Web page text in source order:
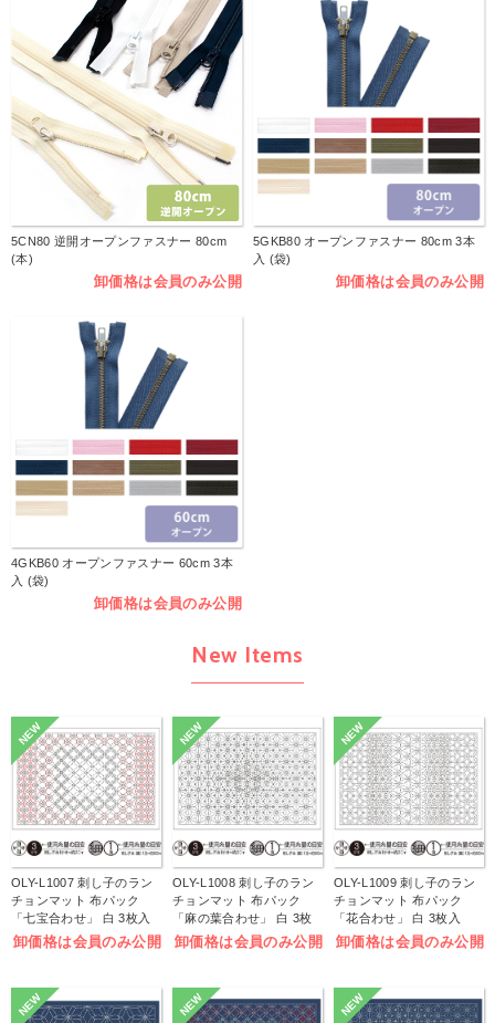
5CN80 逆開オープンファスナー 80cm
(本)
卸価格は会員のみ公開
5GKB80 オープンファスナー 80cm 3本
入 (袋)
卸価格は会員のみ公開
4GKB60 オープンファスナー 60cm 3本
入 (袋)
卸価格は会員のみ公開
New Items
NEW
OLY-L1007 刺し子のラン
チョンマット 布パック
「七宝合わせ」 白 3枚入
(袋)
卸価格は会員のみ公開
NEW
OLY-L1008 刺し子のラン
チョンマット 布パック
「麻の葉合わせ」 白 3枚
入 (袋)
卸価格は会員のみ公開
NEW
OLY-L1009 刺し子のラン
チョンマット 布パック
「花合わせ」 白 3枚入
(袋)
卸価格は会員のみ公開
NEW NEW NEW